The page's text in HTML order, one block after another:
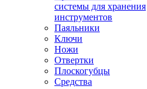
системы для хранения
инструментов
Паяльники
Ключи
Ножи
Отвертки
Плоскогубцы
Средства